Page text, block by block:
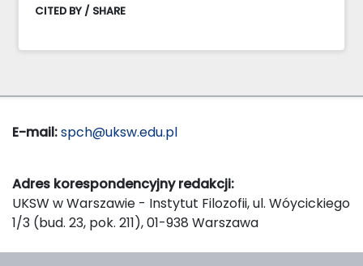
CITED BY / SHARE
E-mail:spch@uksw.edu.pl
Adres korespondencyjny redakcji:
UKSW w Warszawie - Instytut Filozofii, ul. Wóycickiego
1/3 (bud. 23, pok. 211), 01-938 Warszawa